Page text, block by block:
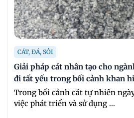
CÁT, ĐÁ, SỎI
Giải pháp cát nhân tạo cho
đi tất yếu trong bối cảnh khan
Trong bối cảnh cát tự nhiên
việc phát triển và sử dụng ...